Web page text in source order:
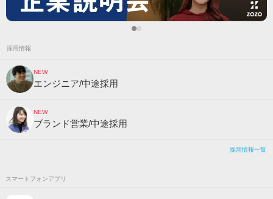
採用情報
NEW
エンジニア/中途採用
NEW
ブランド営業/中途採用
採用情報一覧
スマートフォンアプリ